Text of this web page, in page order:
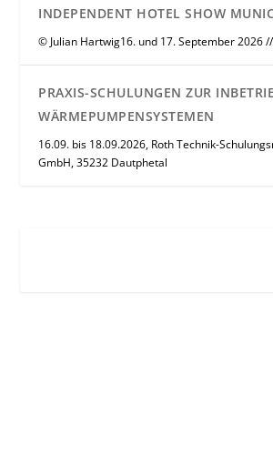
INDEPENDENT HOTEL SHOW
© Julian Hartwig16. und 17. September 2026
PRAXIS-SCHULUNGEN ZUR
WÄRMEPUMPENSYSTEMEN
16.09. bis 18.09.2026, Roth Technik-
GmbH, 35232 Dautphetal